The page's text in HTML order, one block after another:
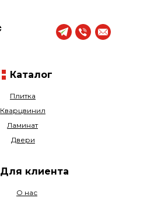
Плитка
Кварцвинил
О нас
Ламинат
Двери
Каталог
Для клиента